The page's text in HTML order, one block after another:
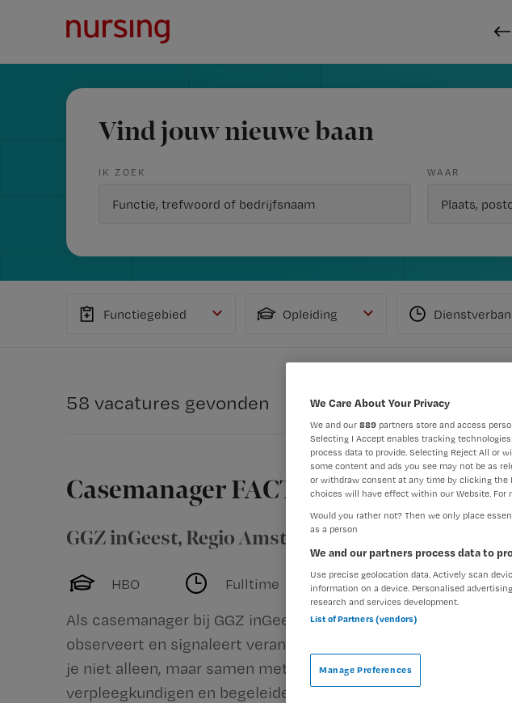
Vind jouw nieuwe baan
IK ZOEK WAAR
Functiegebied Opleiding
58 vacatures gevonden
Casemanager FACT GGZ inGeest
GGZ inGeest, Regio Amsterdam-Amstelland en
HBO Fulltime Vaste aanstelling
Als casemanager bij GGZ inGeest bied je cliënten structuur en
observeert en signaleert veranderingen in hun fysieke en
je niet alleen, maar samen met een multidisciplinair team
verpleegkundigen en begeleiders....
We Care About Your Privacy
We and our 889 partners store and access
Selecting I Accept enables tracking
process data to provide. Selecting Reject All or
some content and ads you see may not be as
or withdraw consent at any time by clicking the
choices will have effect within our Website. For
Would you rather not? Then we only place
as a person
We and our partners process data to
Use precise geolocation data. Actively scan
information on a device. Personalised
research and services development.
List of Partners (vendors)
Manage Preferences